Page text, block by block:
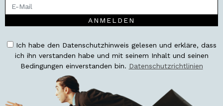
ANMELDEN
Ich habe den Datenschutzhinweis gelesen und erkläre, dass
ich ihn verstanden habe und mit seinem Inhalt und seinen
Bedingungen einverstanden bin. Datenschutzrichtlinien